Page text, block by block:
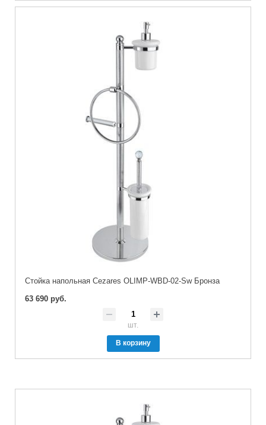
Стойка напольная Cezares OLIMP-WBD-02-Sw Бронза
63 690 руб.
шт.
В корзину